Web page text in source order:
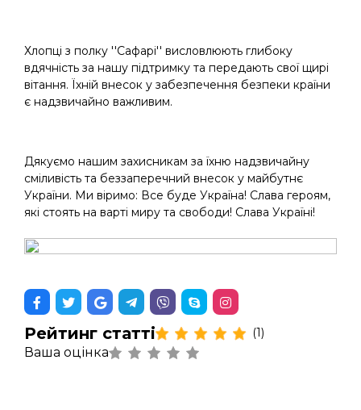
Хлопці з полку ''Сафарі'' висловлюють глибоку
вдячність за нашу підтримку та передають свої щирі
вітання. Їхній внесок у забезпечення безпеки країни
є надзвичайно важливим.
Дякуємо нашим захисникам за їхню надзвичайну
сміливість та беззаперечний внесок у майбутнє
України. Ми віримо: Все буде Україна! Слава героям,
які стоять на варті миру та свободи! Слава Україні!
Рейтинг статті (1)
Ваша оцінка